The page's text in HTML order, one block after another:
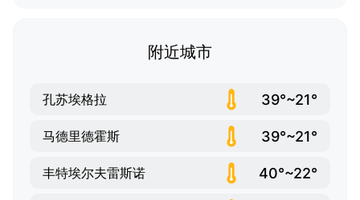
附近城市
孔苏埃格拉 39°~21°
马德里德霍斯 39°~21°
丰特埃尔夫雷斯诺 40°~22°